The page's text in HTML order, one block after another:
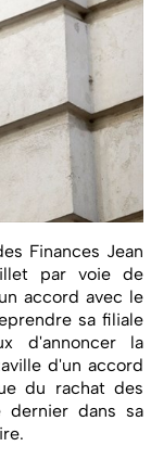
Finances Jean
par voie de
accord avec le
sa filiale
d'annoncer la
d'un accord
du rachat des
dernier dans sa